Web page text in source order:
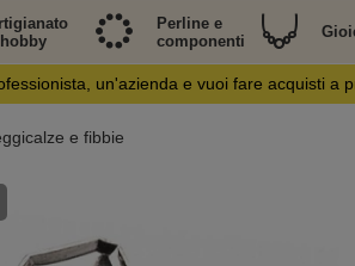
Perline e
componenti
un'azienda e vuoi fare acquisti a
e fibbie